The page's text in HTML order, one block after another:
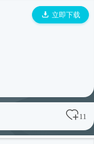
立即下载
11